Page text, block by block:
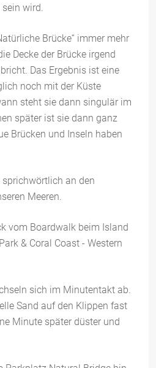
wird.
Brücke“ immer mehr
Decke der Brücke irgend
Das Ergebnis ist eine
noch mit der Küste
steht sie dann singulär im
später ist sie dann ganz
Brücken und Inseln haben
an den
Meeren.
sich im Minutentakt ab.
Sand auf den Klippen fast
Minute später düster und